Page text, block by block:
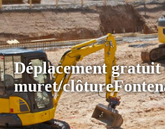
Déplacement gratuit
muret/